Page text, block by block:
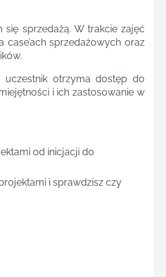
sprzedażą. W trakcie zajęć
sprzedażowych oraz
uczestnik otrzyma dostęp do
i ich zastosowanie w
od inicjacji do
i sprawdzisz czy